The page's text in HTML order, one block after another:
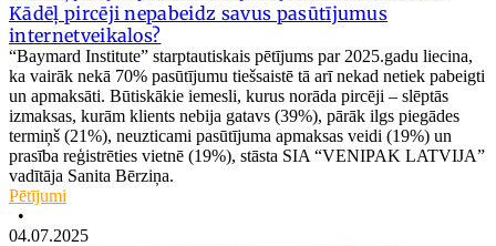
Kādēļ pircēji nepabeidz savus pasūtījumus
internetveikalos?
“Baymard Institute” starptautiskais pētījums par 2025.gadu liecina,
ka vairāk nekā 70% pasūtījumu tiešsaistē tā arī nekad netiek pabeigti
un apmaksāti. Būtiskākie iemesli, kurus norāda pircēji – slēptās
izmaksas, kurām klients nebija gatavs (39%), pārāk ilgs piegādes
termiņš (21%), neuzticami pasūtījuma apmaksas veidi (19%) un
prasība reģistrēties vietnē (19%), stāsta SIA “VENIPAK LATVIJA”
vadītāja Sanita Bērziņa.
Pētījumi
•
04.07.2025